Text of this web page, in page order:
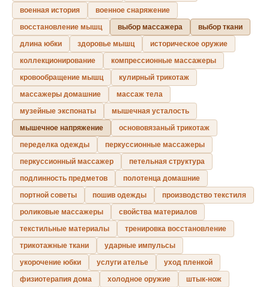
военная история
военное снаряжение
восстановление мышц
выбор массажера
выбор ткани
длина юбки
здоровье мышц
историческое оружие
коллекционирование
компрессионные массажеры
кровообращение мышц
кулирный трикотаж
массажеры домашние
массаж тела
музейные экспонаты
мышечная усталость
мышечное напряжение
основовязаный трикотаж
переделка одежды
перкуссионные массажеры
перкуссионный массажер
петельная структура
подлинность предметов
полотенца домашние
портной советы
пошив одежды
производство текстиля
роликовые массажеры
свойства материалов
текстильные материалы
тренировка восстановление
трикотажные ткани
ударные импульсы
укорочение юбки
услуги ателье
уход пленкой
физиотерапия дома
холодное оружие
штык-нож